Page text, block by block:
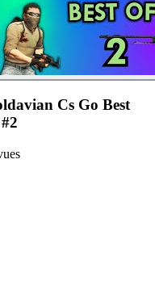
Cs Go Best